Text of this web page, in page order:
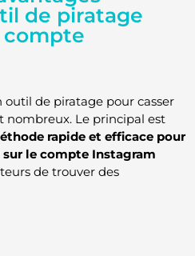
de piratage
compte
outil de piratage pour casser
nombreux. Le principal est
rapide et efficace pour
le compte Instagram
de trouver des